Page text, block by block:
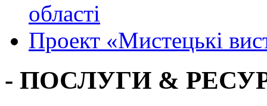
області
Проект «Мистецькі
- ПОСЛУГИ &